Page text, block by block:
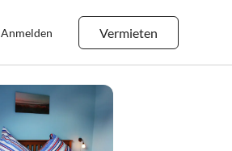
Vermieten
Anmelden